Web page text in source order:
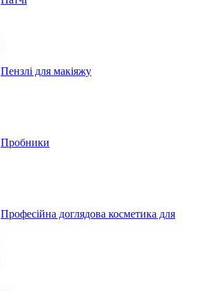
Пензлі для макіяжу
Пробники
Професійна доглядова косметика для